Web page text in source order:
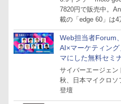
7820円で販売中。
載の「edge 60」は4
Web担当者Forum
AI×マーケティング
マにした無料セミ
27日にオンライン
サイバーエージェン
秋、日本マイクロソ
登壇